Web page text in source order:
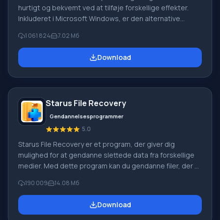
hurtigt og bekvemt ved at tilføje forskellige effekter.
Inkluderet i Microsoft Windows, er den alternative
Live-softwarepakke fra Microsoft. Funktioner i Windows
Movie Maker: Optag video fra forskellige kilder
(videokameraer, mobiltelefoner, digitale videokameraer,
1 061 824 7.02 Мб
Download
Starus File Recovery
Gendannelsesprogrammer
5.0
Starus File Recovery er et program, der giver dig
mulighed for at gendanne slettede data fra forskellige
medier. Med dette program kan du gendanne filer, der er
slettet uden om papirkurven, skjult af ondsindet
software, mistet på grund af softwarefejl, fuldstændig
tømning af papirkurven, formatering eller sletning af
190 009 14.08 Мб
Download